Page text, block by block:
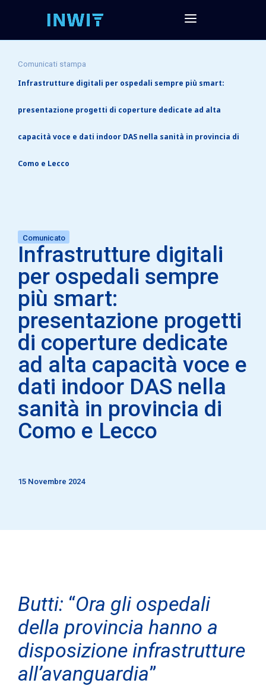
Comunicati stampa
Infrastrutture digitali per ospedali sempre più smart:
presentazione progetti di coperture dedicate ad alta
capacità voce e dati indoor DAS nella sanità in provincia di
Como e Lecco
Comunicato
Infrastrutture digitali
per ospedali sempre
più smart:
presentazione progetti
di coperture dedicate
ad alta capacità voce e
dati indoor DAS nella
sanità in provincia di
Como e Lecco
15 Novembre 2024
Butti: “Ora gli ospedali
della provincia hanno a
disposizione infrastrutture
all’avanguardia”